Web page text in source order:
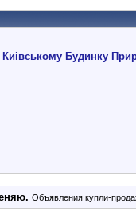
Киівському Будинку
Объявления купли-